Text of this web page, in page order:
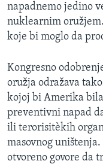
napadnemo jedino
nuklearnim
koje bi moglo da
Kongresno
oružja odražava
kojoj bi Amerika
preventivni napad
ili terorisitèkih
masovnog
otvoreno govore da